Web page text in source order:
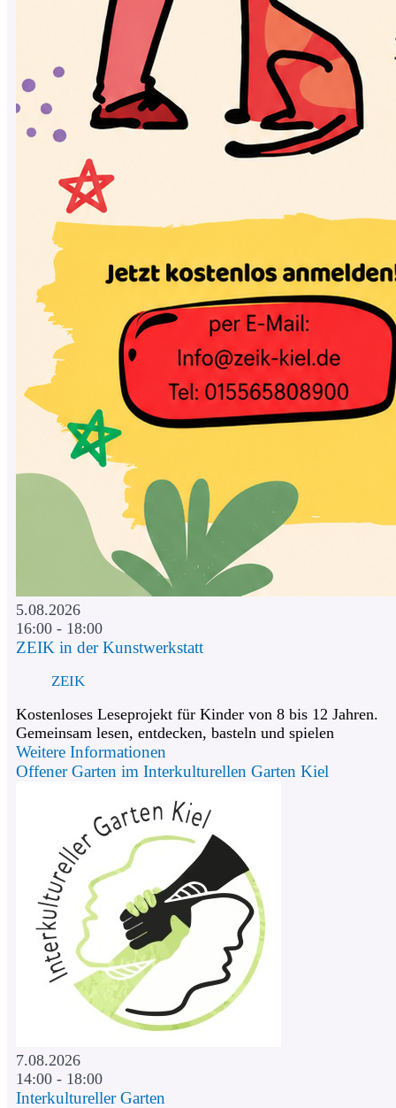
5.08.2026
16:00 - 18:00
ZEIK in der Kunstwerkstatt
ZEIK
Kostenloses Leseprojekt für Kinder von 8 bis 12 Jahren.
Gemeinsam lesen, entdecken, basteln und spielen
Weitere Informationen
Offener Garten im Interkulturellen Garten Kiel
7.08.2026
14:00 - 18:00
Interkultureller Garten